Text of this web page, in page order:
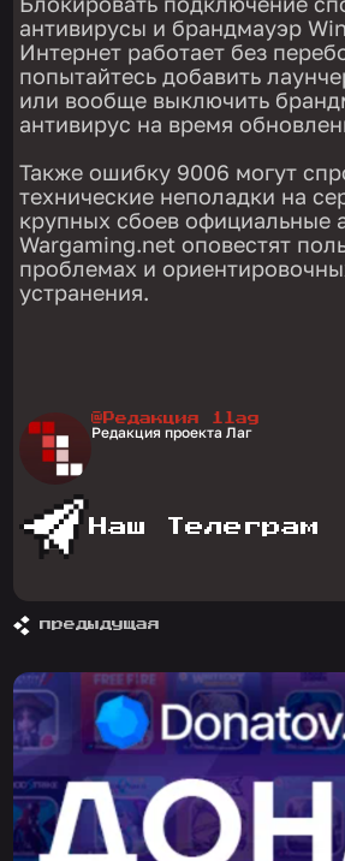
антивирусы и брандмауэр
Интернет работает без
попытайтесь добавить
или вообще выключить
антивирус на время
Также ошибку 9006 могут
технические неполадки на
крупных сбоев официальные
Wargaming.net оповестят
проблемах и
устранения.
@Редакция 1lag
Редакция проекта Лаг
Наш Телеграм
предыдущая